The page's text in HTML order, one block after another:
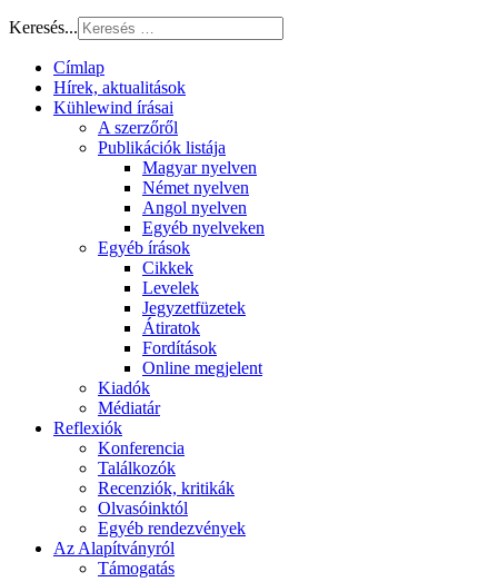
Keresés...
Címlap
Hírek, aktualitások
Kühlewind írásai
A szerzőről
Publikációk listája
Magyar nyelven
Német nyelven
Angol nyelven
Egyéb nyelveken
Egyéb írások
Cikkek
Levelek
Jegyzetfüzetek
Átiratok
Fordítások
Online megjelent
Kiadók
Médiatár
Reflexiók
Konferencia
Találkozók
Recenziók, kritikák
Olvasóinktól
Egyéb rendezvények
Az Alapítványról
Támogatás